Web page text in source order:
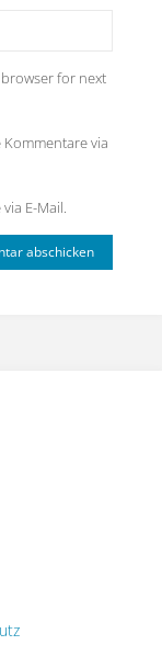
browser for next
via
E-Mail.